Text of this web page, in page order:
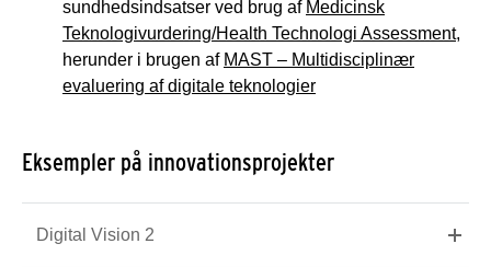
sundhedsindsatser ved brug af Medicinsk
Teknologivurdering/Health Technologi Assessment,
herunder i brugen af MAST – Multidisciplinær
evaluering af digitale teknologier
Eksempler på innovationsprojekter
Digital Vision 2